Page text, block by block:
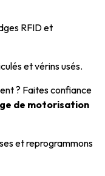
RFID et
et vérins usés.
? Faites confiance
de motorisation
et reprogrammons